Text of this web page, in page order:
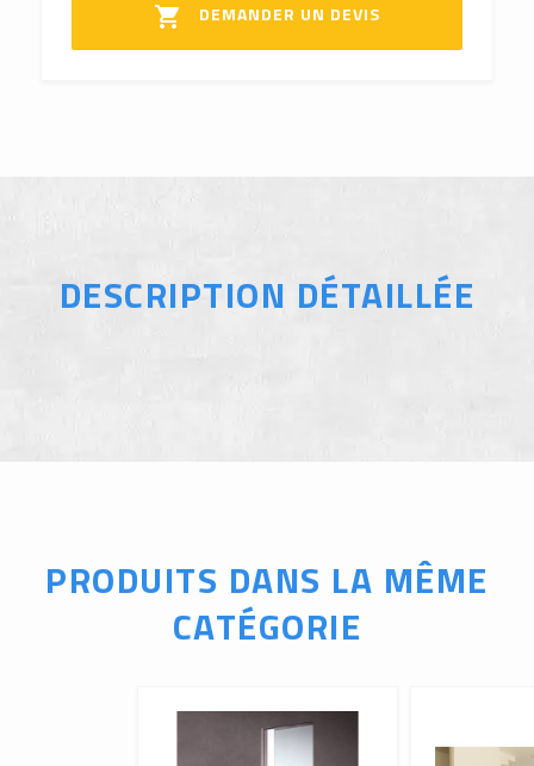
 DEMANDER UN DEVIS
DESCRIPTION DÉTAILLÉE
PRODUITS DANS LA MÊME
CATÉGORIE